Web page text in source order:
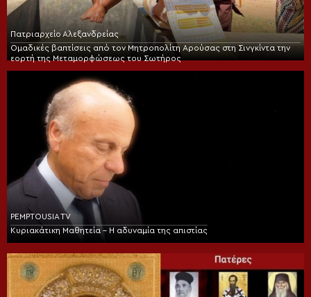
Πατριαρχείο Αλεξανδρείας
Ομαδικές βαπτίσεις από τον Μητροπολίτη Αρούσας στη Σινγκίντα την
εορτή της Μεταμορφώσεως του Σωτήρος
PEMPTOUSIA TV
Κυριακάτικη Μαθητεία – Η αδυναμία της απιστίας